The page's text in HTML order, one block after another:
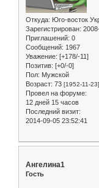
Откуда: Юго-восток
Зарегистрирован:
Приглашений: 0
Сообщений: 1967
Уважение: [+178/-11]
Позитив: [+0/-0]
Пол: Мужской
Возраст: 73 [1952-11-23]
Провел на форуме:
12 дней 15 часов
Последний визит:
2014-09-05 23:52:41
Ангелина1
Гость